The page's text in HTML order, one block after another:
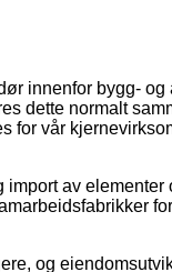
innenfor bygg-
dette normalt
for vår
av
og